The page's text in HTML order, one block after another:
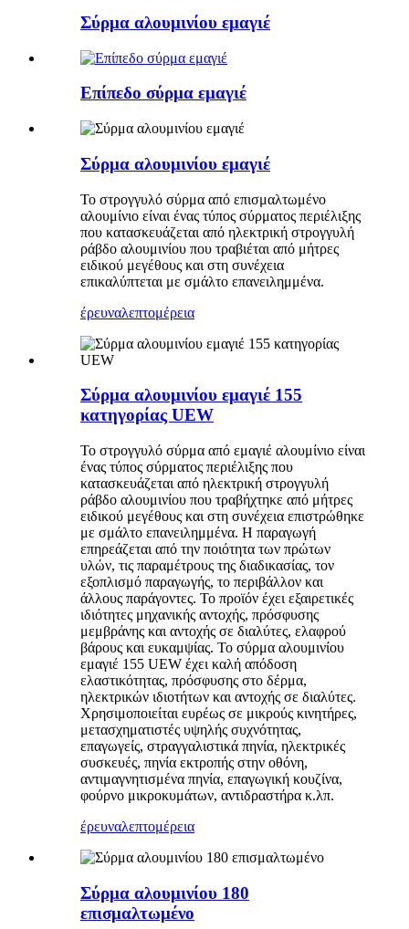
Σύρμα αλουμινίου εμαγιέ
Επίπεδο σύρμα εμαγιέ
Σύρμα αλουμινίου εμαγιέ
Το στρογγυλό σύρμα από επισμαλτωμένο
αλουμίνιο είναι ένας τύπος σύρματος περιέλιξης
που κατασκευάζεται από ηλεκτρική στρογγυλή
ράβδο αλουμινίου που τραβιέται από μήτρες
ειδικού μεγέθους και στη συνέχεια
επικαλύπτεται με σμάλτο επανειλημμένα.
έρευναλεπτομέρεια
Σύρμα αλουμινίου εμαγιέ 155
κατηγορίας UEW
Το στρογγυλό σύρμα από εμαγιέ αλουμίνιο είναι
ένας τύπος σύρματος περιέλιξης που
κατασκευάζεται από ηλεκτρική στρογγυλή
ράβδο αλουμινίου που τραβήχτηκε από μήτρες
ειδικού μεγέθους και στη συνέχεια επιστρώθηκε
με σμάλτο επανειλημμένα. Η παραγωγή
επηρεάζεται από την ποιότητα των πρώτων
υλών, τις παραμέτρους της διαδικασίας, τον
εξοπλισμό παραγωγής, το περιβάλλον και
άλλους παράγοντες. Το προϊόν έχει εξαιρετικές
ιδιότητες μηχανικής αντοχής, πρόσφυσης
μεμβράνης και αντοχής σε διαλύτες, ελαφρού
βάρους και ευκαμψίας. Το σύρμα αλουμινίου
εμαγιέ 155 UEW έχει καλή απόδοση
ελαστικότητας, πρόσφυσης στο δέρμα,
ηλεκτρικών ιδιοτήτων και αντοχής σε διαλύτες.
Χρησιμοποιείται ευρέως σε μικρούς κινητήρες,
μετασχηματιστές υψηλής συχνότητας,
επαγωγείς, στραγγαλιστικά πηνία, ηλεκτρικές
συσκευές, πηνία εκτροπής στην οθόνη,
αντιμαγνητισμένα πηνία, επαγωγική κουζίνα,
φούρνο μικροκυμάτων, αντιδραστήρα κ.λπ.
έρευναλεπτομέρεια
Σύρμα αλουμινίου 180
επισμαλτωμένο